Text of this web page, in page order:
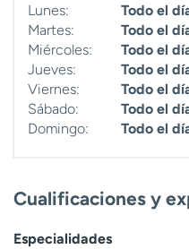
Lunes:
Todo el
Martes:
Todo el
Miércoles:
Todo el
Jueves:
Todo el
Viernes:
Todo el
Sábado:
Todo el
Domingo:
Todo el
Cualificaciones y
Especialidades